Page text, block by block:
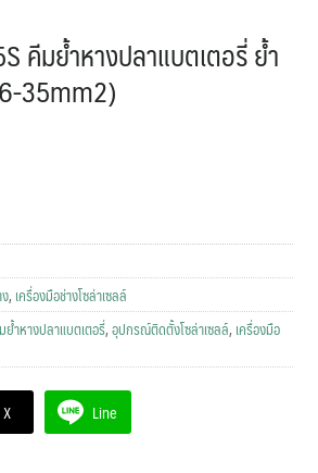
คีมย้ำหางปลาแบตเตอรี่ ย้ำ
35mm2)
, เครื่องมือช่างโซล่าเซลล์
ย้ำหางปลาแบตเตอรี่,อุปกรณ์ติดตั้งโซล่าเซลล์, เครื่องมือ
X Line